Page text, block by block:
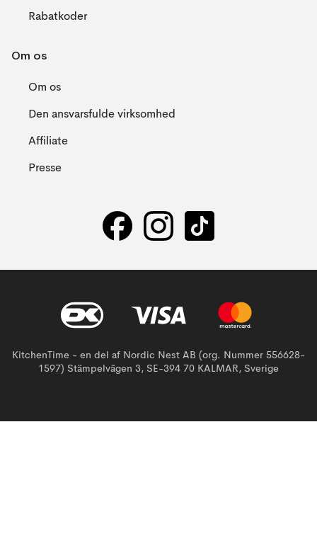
Rabatkoder
Om os
Om os
Den ansvarsfulde virksomhed
Affiliate
Presse
KitchenTime - en del af Nordic Nest AB (org. Nummer 556628-
1597) Stämpelvägen 3, SE-394 70 KALMAR, Sverige